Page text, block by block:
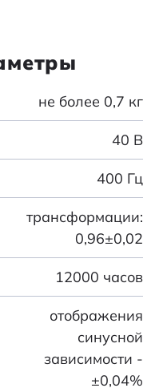
не более 0,7 кг
40 В
400 Гц
трансформации:
0,96±0,02
12000 часов
отображения
синусной
зависимости -
±0,04%